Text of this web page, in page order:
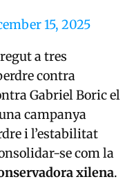
15, 2025
a tres
contra
Gabriel Boric el
campanya
i l’estabilitat
se com la
xilena.